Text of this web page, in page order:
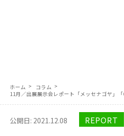
ホーム
コラム
11月／出展展示会レポート「メッセナゴヤ」「
公開日: 2021.12.08
REPORT